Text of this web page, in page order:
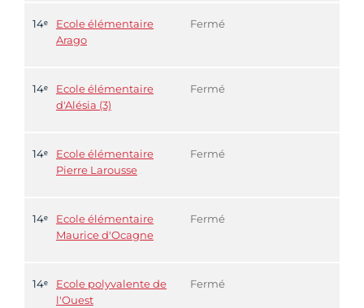
14ᵉ
Ecole élémentaire
Arago
Fermé
14ᵉ
Ecole élémentaire
d'Alésia (3)
Fermé
14ᵉ
Ecole élémentaire
Pierre Larousse
Fermé
14ᵉ
Ecole élémentaire
Maurice d'Ocagne
Fermé
14ᵉ
Ecole polyvalente de
l'Ouest
Fermé